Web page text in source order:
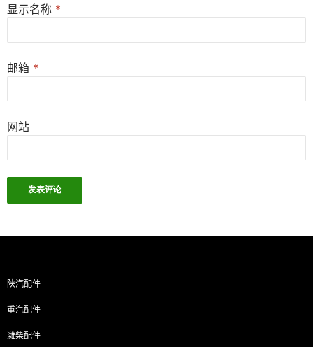
显示名称 *
邮箱 *
网站
陕汽配件
重汽配件
潍柴配件